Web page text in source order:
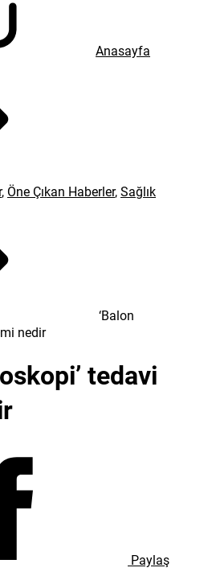
Anasayfa
, Öne Çıkan Haberler,Sağlık
‘Balon
nedir
tedavi
Paylaş